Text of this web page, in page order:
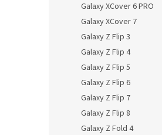
Galaxy XCover 6 PRO
Galaxy XCover 7
Galaxy Z Flip 3
Galaxy Z Flip 4
Galaxy Z Flip 5
Galaxy Z Flip 6
Galaxy Z Flip 7
Galaxy Z Flip 8
Galaxy Z Fold 4